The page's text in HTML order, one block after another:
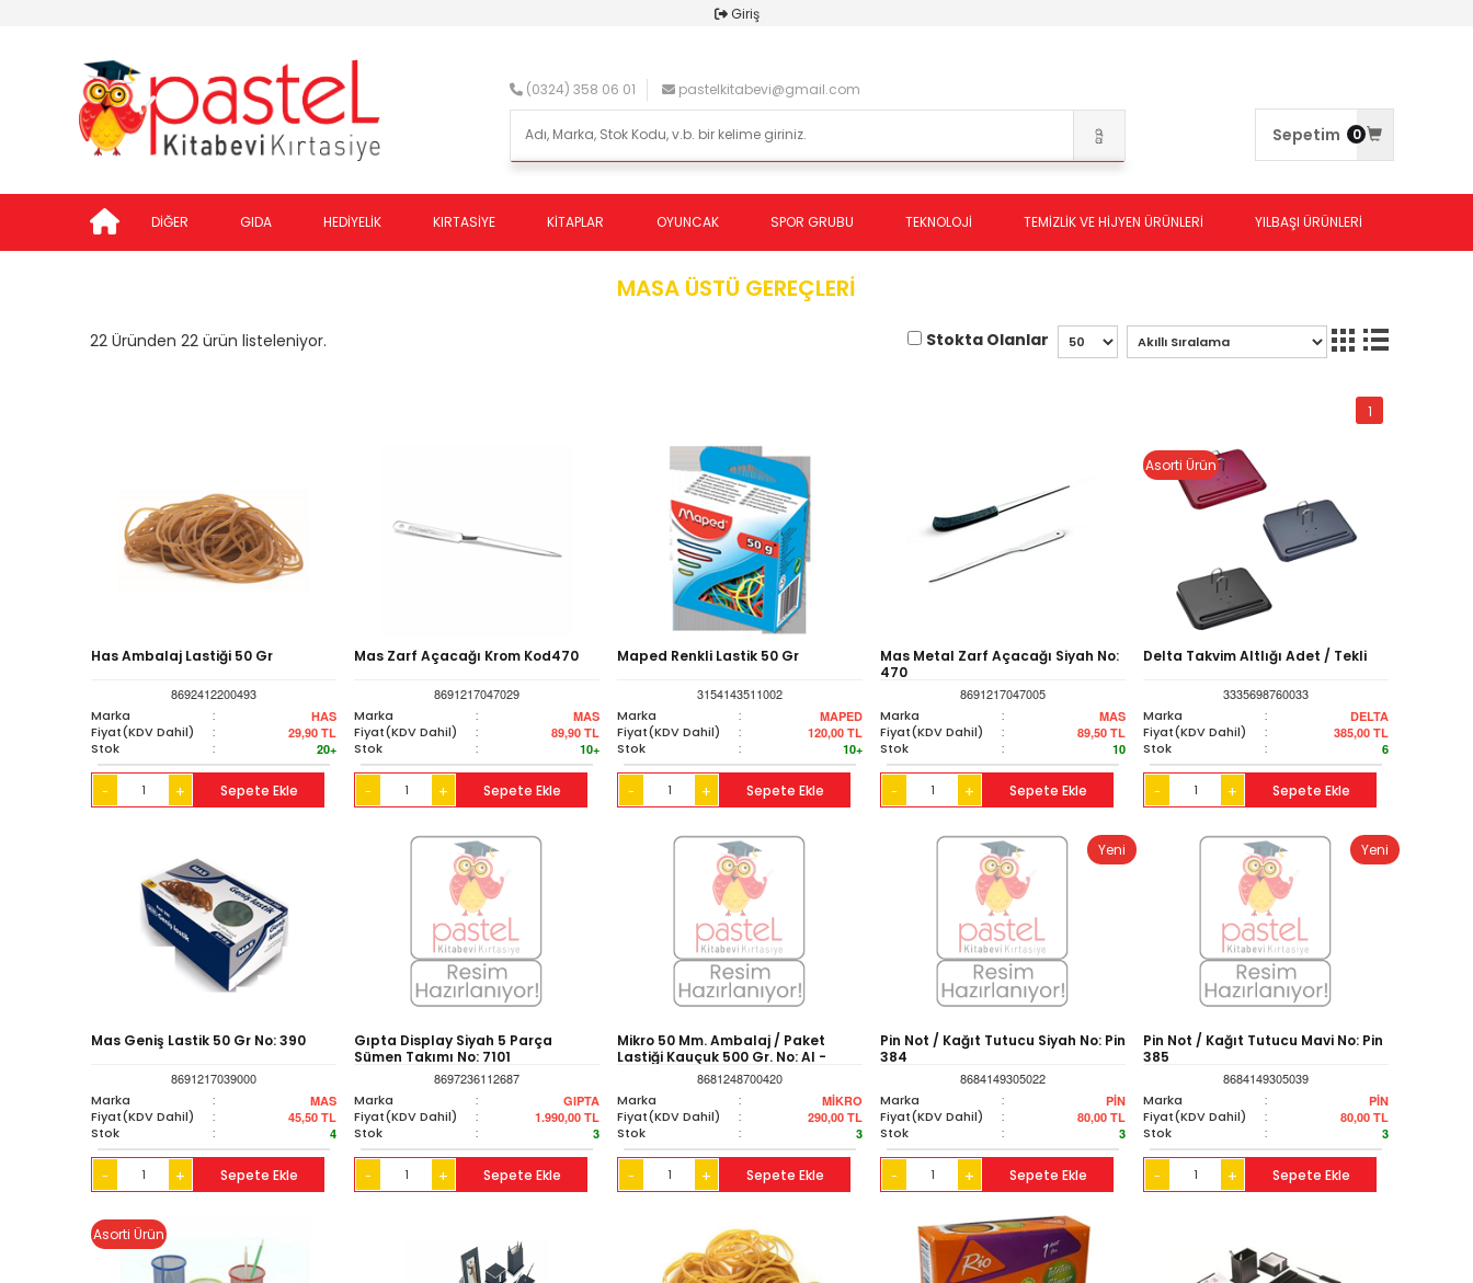
Giriş
(0324) 358 06 01 pastelkitabevi@gmail.com
Sepetim 0
DİĞER GIDA HEDİYELİK KIRTASİYE KİTAPLAR OYUNCAK SPOR GRUBU TEKNOLOJİ TEMİZLİK VE HİJYEN ÜRÜNLERİ YILBAŞI ÜRÜNLERİ
MASA ÜSTÜ GEREÇLERİ
22 Üründen 22 ürün listeleniyor. Stokta Olanlar
1
Has Ambalaj Lastiği 50 Gr
8692412200493
Marka
: HAS
Fiyat(KDV Dahil) : 29,90 TL
Stok : 20+
- + Sepete Ekle
Mas Zarf Açacağı Krom Kod470
8691217047029
Marka
: MAS
Fiyat(KDV Dahil) : 89,90 TL
Stok : 10+
- + Sepete Ekle
Maped Renkli Lastik 50 Gr
3154143511002
Marka
: MAPED
Fiyat(KDV Dahil) : 120,00 TL
Stok : 10+
- + Sepete Ekle
Mas Metal Zarf Açacağı Siyah No:
470
8691217047005
Marka
: MAS
Fiyat(KDV Dahil) : 89,50 TL
Stok : 10
- + Sepete Ekle
Asorti Ürün
Delta Takvim Altlığı Adet / Tekli
3335698760033
Marka
: DELTA
Fiyat(KDV Dahil) : 385,00 TL
Stok : 6
- + Sepete Ekle
Mas Geniş Lastik 50 Gr No: 390
8691217039000
Marka
: MAS
Fiyat(KDV Dahil) : 45,50 TL
Stok : 4
- + Sepete Ekle
Gıpta Display Siyah 5 Parça
Sümen Takımı No: 7101
8697236112687
Marka
: GIPTA
Fiyat(KDV Dahil) : 1.990,00 TL
Stok : 3
- + Sepete Ekle
Mikro 50 Mm. Ambalaj / Paket
Lastiği Kauçuk 500 Gr. No: Al -
8681248700420
Marka
: MİKRO
Fiyat(KDV Dahil) : 290,00 TL
Stok : 3
- + Sepete Ekle
Yeni
Pin Not / Kağıt Tutucu Siyah No: Pin
384
8684149305022
Marka
: PİN
Fiyat(KDV Dahil) : 80,00 TL
Stok : 3
- + Sepete Ekle
Yeni
Pin Not / Kağıt Tutucu Mavi No: Pin
385
8684149305039
Marka
: PİN
Fiyat(KDV Dahil) : 80,00 TL
Stok : 3
- + Sepete Ekle
Asorti Ürün